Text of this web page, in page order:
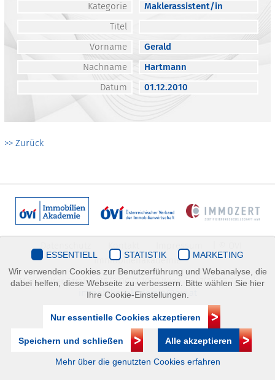
Kategorie
Maklerassistent/in
Titel
Vorname
Gerald
Nachname
Hartmann
Datum
01.12.2010
>> Zurück
Immobilienakademie
Mariahilfer Straße 116/2.OG/2 1070 Wien | +43(1)505 32 50 |
immobilienakademie@ovi.at
ESSENTIELL STATISTIK
MARKETING
Wir verwenden Cookies zur Benutzerführung und Webanalyse, die
dabei helfen, diese Webseite zu verbessern. Bitte wählen Sie hier
Ihre Cookie-Einstellungen.
Nur essentielle Cookies akzeptieren
Speichern und schließen Alle akzeptieren
Mehr über die genutzten Cookies erfahren